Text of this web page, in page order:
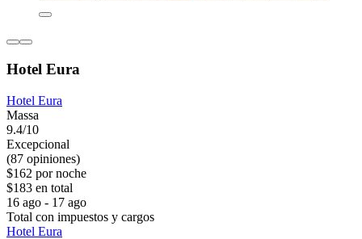
Hotel Eura
Hotel Eura
Massa
9.4/10
Excepcional
(87 opiniones)
$162 por noche
$183 en total
16 ago - 17 ago
Total con impuestos y cargos
Hotel Eura